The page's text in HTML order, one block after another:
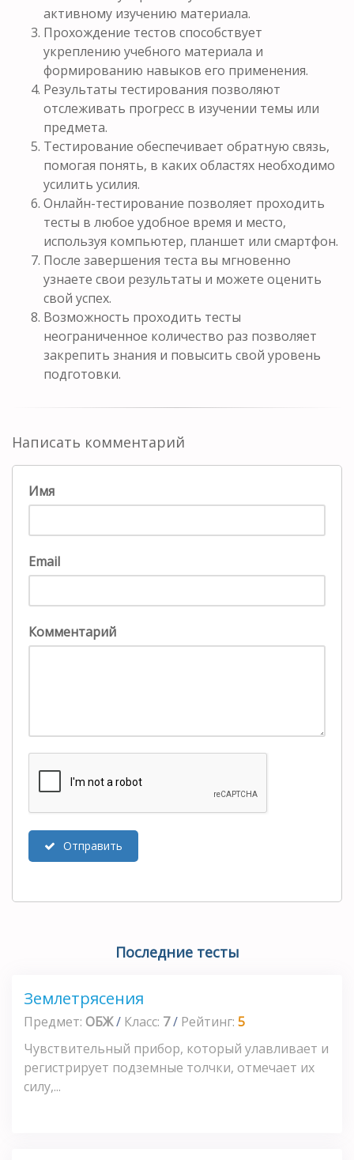
активному изучению материала.
Прохождение тестов способствует
укреплению учебного материала и
формированию навыков его применения.
Результаты тестирования позволяют
отслеживать прогресс в изучении темы или
предмета.
Тестирование обеспечивает обратную связь,
помогая понять, в каких областях необходимо
усилить усилия.
Онлайн-тестирование позволяет проходить
тесты в любое удобное время и место,
используя компьютер, планшет или смартфон.
После завершения теста вы мгновенно
узнаете свои результаты и можете оценить
свой успех.
Возможность проходить тесты
неограниченное количество раз позволяет
закрепить знания и повысить свой уровень
подготовки.
Написать комментарий
Имя
Email
Комментарий
Отправить
Последние тесты
Землетрясения
Предмет: ОБЖ/ Класс: 7/ Рейтинг: 5
Чувствительный прибор, который улавливает и
регистрирует подземные толчки, отмечает их
силу,...